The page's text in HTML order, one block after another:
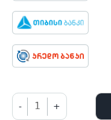
- +